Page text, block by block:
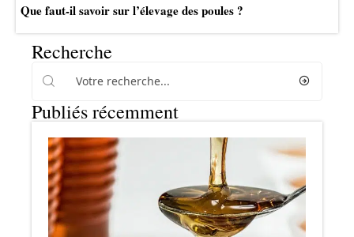
Que faut-il savoir sur l’élevage des poules ?
Recherche
Publiés récemment